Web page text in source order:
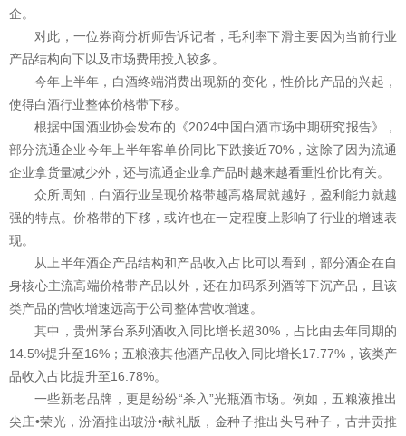
企。
对此，一位券商分析师告诉记者，毛利率下滑主要因为当前行业
产品结构向下以及市场费用投入较多。
今年上半年，白酒终端消费出现新的变化，性价比产品的兴起，
使得白酒行业整体价格带下移。
根据中国酒业协会发布的《2024中国白酒市场中期研究报告》，
部分流通企业今年上半年客单价同比下跌接近70%，这除了因为流通
企业拿货量减少外，还与流通企业拿产品时越来越看重性价比有关。
众所周知，白酒行业呈现价格带越高格局就越好，盈利能力就越
强的特点。价格带的下移，或许也在一定程度上影响了行业的增速表
现。
从上半年酒企产品结构和产品收入占比可以看到，部分酒企在自
身核心主流高端价格带产品以外，还在加码系列酒等下沉产品，且该
类产品的营收增速远高于公司整体营收增速。
其中，贵州茅台系列酒收入同比增长超30%，占比由去年同期的
14.5%提升至16%；五粮液其他酒产品收入同比增长17.77%，该类产
品收入占比提升至16.78%。
一些新老品牌，更是纷纷“杀入”光瓶酒市场。例如，五粮液推出
尖庄•荣光，汾酒推出玻汾•献礼版，金种子推出头号种子，古井贡推